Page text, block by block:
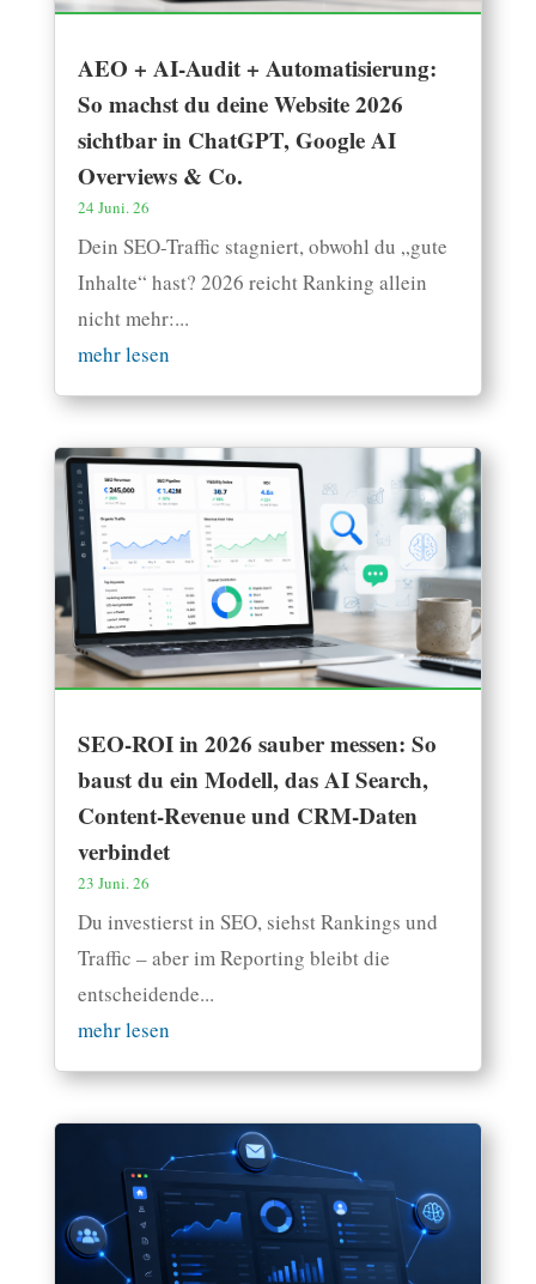
AEO + AI-Audit + Automatisierung:
So machst du deine Website 2026
sichtbar in ChatGPT, Google AI
Overviews & Co.
24 Juni. 26
Dein SEO-Traffic stagniert, obwohl du „gute
Inhalte“ hast? 2026 reicht Ranking allein
nicht mehr:...
mehr lesen
SEO-ROI in 2026 sauber messen: So
baust du ein Modell, das AI Search,
Content-Revenue und CRM-Daten
verbindet
23 Juni. 26
Du investierst in SEO, siehst Rankings und
Traffic – aber im Reporting bleibt die
entscheidende...
mehr lesen